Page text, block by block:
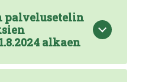
palvelusetelin
alkaen